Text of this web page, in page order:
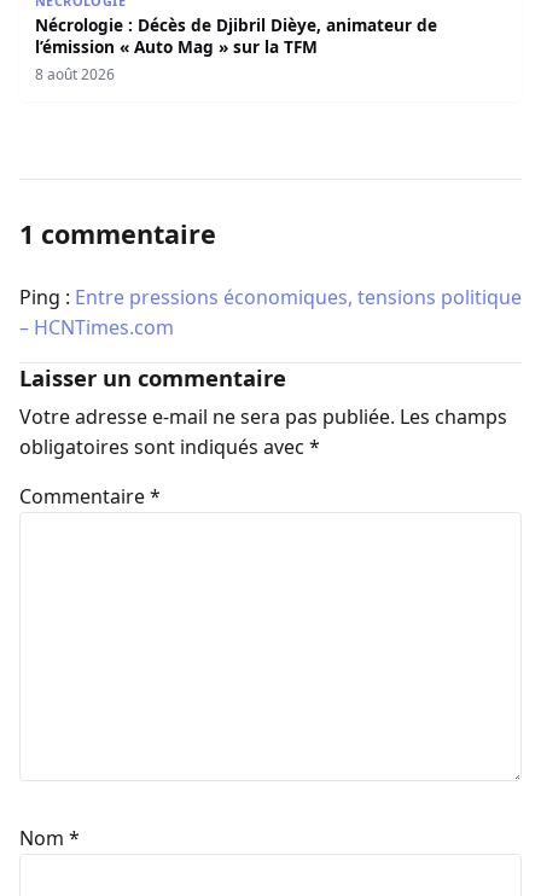
Nécrologie : Décès de Djibril Dièye, animateur de
l’émission « Auto Mag » sur la TFM
8 août 2026
1 commentaire
Ping : Entre pressions économiques, tensions politique
– HCNTimes.com
Laisser un commentaire
Votre adresse e-mail ne sera pas publiée. Les champs
obligatoires sont indiqués avec *
Commentaire*
Nom *